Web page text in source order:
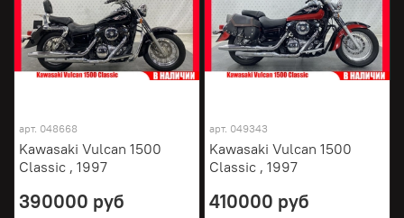
арт. 048668
Kawasaki Vulcan 1500
Classic , 1997
390000 руб
арт. 049343
Kawasaki Vulcan 1500
Classic , 1997
410000 руб